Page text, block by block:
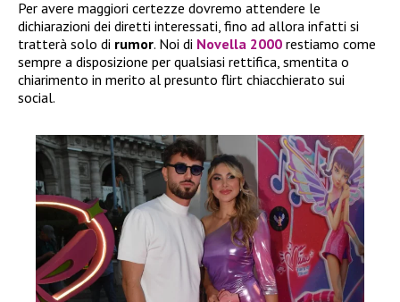
Per avere maggiori certezze dovremo attendere le
dichiarazioni dei diretti interessati, fino ad allora infatti si
tratterà solo di rumor. Noi di Novella 2000 restiamo come
sempre a disposizione per qualsiasi rettifica, smentita o
chiarimento in merito al presunto flirt chiacchierato sui
social.